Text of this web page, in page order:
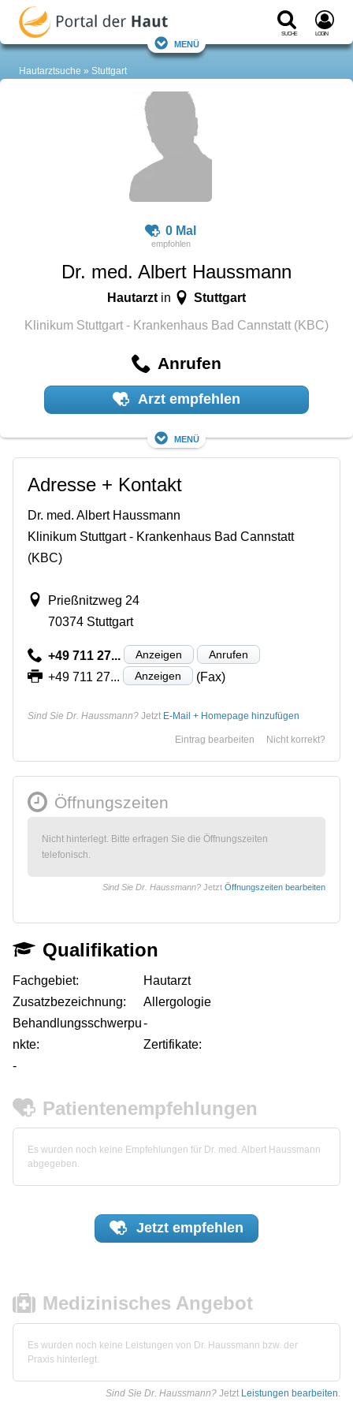
Suche Login
Menü
Hautarztsuche Stuttgart
0 Mal
Dr. med. Albert Haussmann
Hautarztin Stuttgart
Klinikum Stuttgart - Krankenhaus Bad Cannstatt (KBC)
Anrufen
Arzt empfehlen
Menü
Adresse + Kontakt
Dr. med. Albert Haussmann
Klinikum Stuttgart - Krankenhaus Bad Cannstatt
(KBC)
Prießnitzweg 24
70374 Stuttgart
+49 711 27... Anzeigen Anrufen
+49 711 27... Anzeigen (Fax)
Sind Sie Dr. Haussmann? Jetzt E-Mail + Homepage hinzufügen
Nicht korrekt?
Eintrag bearbeiten
Öffnungszeiten
Nicht hinterlegt. Bitte erfragen Sie die Öffnungszeiten
telefonisch.
Sind Sie Dr. Haussmann? Jetzt Öffnungszeiten bearbeiten
Qualifikation
Fachgebiet:
Hautarzt
Zusatzbezeichnung:
Allergologie
Behandlungsschwerpu
nkte:
-
Zertifikate:
-
Patientenempfehlungen
Es wurden noch keine Empfehlungen für Dr. med. Albert Haussmann
abgegeben.
Jetzt empfehlen
Medizinisches Angebot
Es wurden noch keine Leistungen von Dr. Haussmann bzw. der
Praxis hinterlegt.
Sind Sie Dr. Haussmann? Jetzt Leistungen bearbeiten.